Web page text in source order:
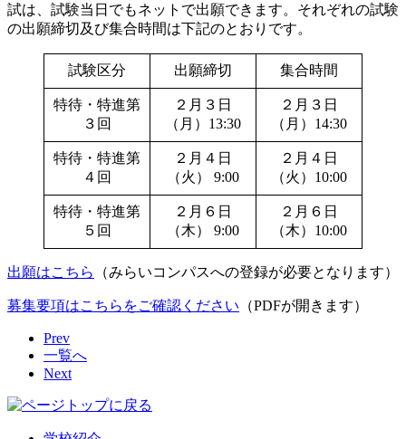
試は、試験当日でもネットで出願できます。それぞれの試験
の出願締切及び集合時間は下記のとおりです。
試験区分 出願締切 集合時間
特待・特進第
３回
２月３日
（月）13:30
２月３日
（月）14:30
特待・特進第
４回
２月４日
（火） 9:00
２月４日
（火）10:00
特待・特進第
５回
２月６日
（木） 9:00
２月６日
（木）10:00
出願はこちら （みらいコンパスへの登録が必要となります）
募集要項はこちらをご確認ください （PDFが開きます）
Prev
一覧へ
Next